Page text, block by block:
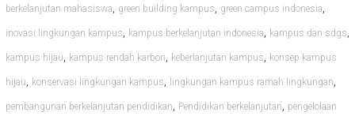
berkelanjutan mahasiswa, green building kampus, green campus indonesia,
inovasi lingkungan kampus, kampus berkelanjutan indonesia, kampus dan sdgs,
kampus hijau, kampus rendah karbon, keberlanjutan kampus, konsep kampus
hijau, konservasi lingkungan kampus, lingkungan kampus ramah lingkungan,
pembangunan berkelanjutan pendidikan, Pendidikan berkelanjutan, pengelolaan